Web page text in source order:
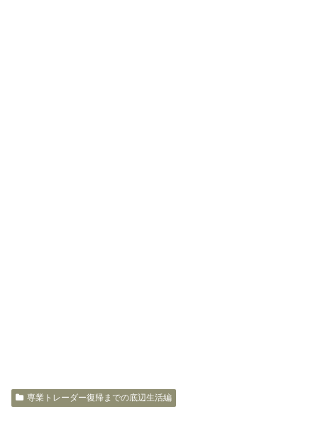
専業トレーダー復帰までの底辺生活編